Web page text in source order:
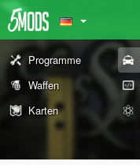
Programme
Waffen
Karten